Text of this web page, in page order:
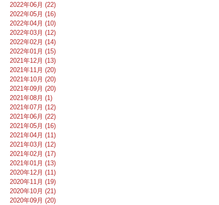
2022年06月 (22)
2022年05月 (16)
2022年04月 (10)
2022年03月 (12)
2022年02月 (14)
2022年01月 (15)
2021年12月 (13)
2021年11月 (20)
2021年10月 (20)
2021年09月 (20)
2021年08月 (1)
2021年07月 (12)
2021年06月 (22)
2021年05月 (16)
2021年04月 (11)
2021年03月 (12)
2021年02月 (17)
2021年01月 (13)
2020年12月 (11)
2020年11月 (19)
2020年10月 (21)
2020年09月 (20)